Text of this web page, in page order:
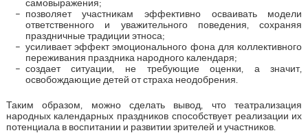
самовыражения;
позволяет участникам эффективно осваивать модели
ответственного и уважительного поведения, сохраняя
праздничные традиции этноса;
усиливает эффект эмоционального фона для коллективного
переживания праздника народного календаря;
создает ситуации, не требующие оценки, а значит,
освобождающие детей от страха неодобрения.
Таким образом, можно сделать вывод, что театрализация
народных календарных праздников способствует реализации их
потенциала в воспитании и развитии зрителей и участников.